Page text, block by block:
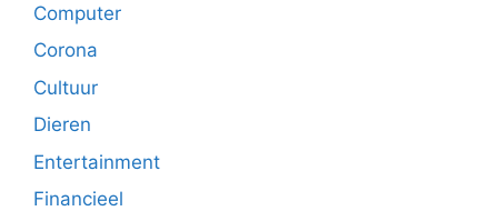
Computer
Corona
Cultuur
Dieren
Entertainment
Financieel